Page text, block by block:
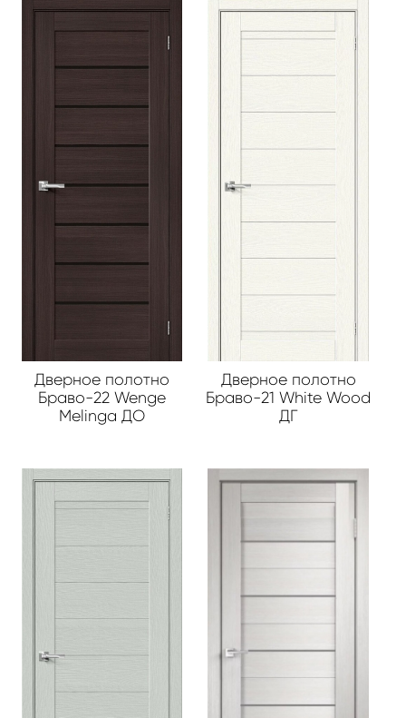
Дверное полотно
Браво-22 Wenge
Melinga ДО
Дверное полотно
Браво-21 White Wood
ДГ